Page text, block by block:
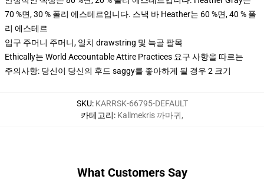
70 %면, 30 % 폴리 에스테르입니다. 스낵 바 Heather는 60 %면, 40 % 폴
리 에스테르
입구 주머니 주머니, 일치 drawstring 및 늑골 팔목
Ethically는 World Accountable Attire Practices 요구 사항을 따르는
주의사항: 당신이 당신의 후드 saggy를 좋아하게 될 경우 2 크기
SKU: KARRSK-66795-DEFAULT
카테고리: Kallmekris 까마귀,
What Customers Say